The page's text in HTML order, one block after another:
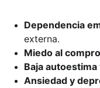
Dependencia
externa.
Miedo al
Baja
Ansiedad y